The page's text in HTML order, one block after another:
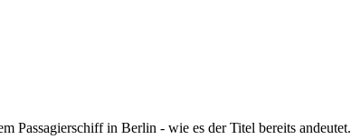
Passagierschiff in Berlin - wie es der Titel bereits andeutet.